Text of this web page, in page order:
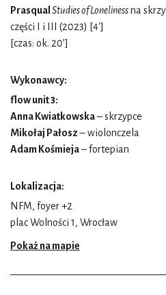
Prasqual Studies of Lonelinessna
części I i III (2023) [4']
[czas: ok. 20’]
Wykonawcy:
flow unit 3:
Anna Kwiatkowska– skrzypce
Mikołaj Pałosz– wiolonczela
Adam Kośmieja– fortepian
Lokalizacja:
NFM, foyer +2
plac Wolności 1, Wrocław
Pokaż na mapie